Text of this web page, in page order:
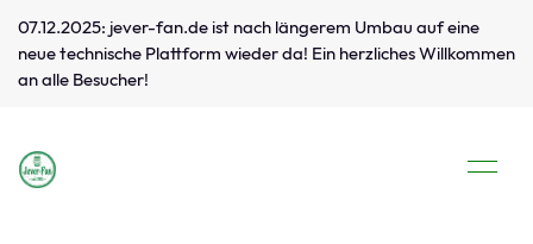
07.12.2025: jever-fan.de ist nach längerem Umbau auf eine
neue technische Plattform wieder da! Ein herzliches Willkommen
an alle Besucher!